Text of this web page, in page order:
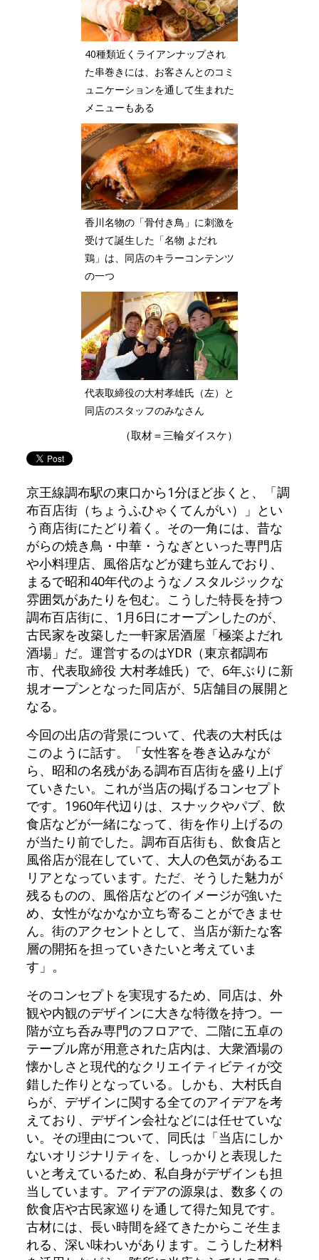
40種類近くライアンナップされ
た串巻きには、お客さんとのコミ
ュニケーションを通して生まれた
メニューもある
香川名物の「骨付き鳥」に刺激を
受けて誕生した「名物 よだれ
鶏」は、同店のキラーコンテンツ
の一つ
代表取締役の大村孝雄氏（左）と
同店のスタッフのみなさん
（取材＝三輪ダイスケ）
京王線調布駅の東口から1分ほど歩くと、「調
布百店街（ちょうふひゃくてんがい）」とい
う商店街にたどり着く。その一角には、昔な
がらの焼き鳥・中華・うなぎといった専門店
や小料理店、風俗店などが建ち並んでおり、
まるで昭和40年代のようなノスタルジックな
雰囲気があたりを包む。こうした特長を持つ
調布百店街に、1月6日にオープンしたのが、
古民家を改築した一軒家居酒屋「極楽よだれ
酒場」だ。運営するのはYDR（東京都調布
市、代表取締役 大村孝雄氏）で、6年ぶりに新
規オープンとなった同店が、5店舗目の展開と
なる。
今回の出店の背景について、代表の大村氏は
このように話す。「女性客を巻き込みなが
ら、昭和の名残がある調布百店街を盛り上げ
ていきたい。これが当店の掲げるコンセプト
です。1960年代辺りは、スナックやパブ、飲
食店などが一緒になって、街を作り上げるの
が当たり前でした。調布百店街も、飲食店と
風俗店が混在していて、大人の色気があるエ
リアとなっています。ただ、そうした魅力が
残るものの、風俗店などのイメージが強いた
め、女性がなかなか立ち寄ることができませ
ん。街のアクセントとして、当店が新たな客
層の開拓を担っていきたいと考えていま
す」。
そのコンセプトを実現するため、同店は、外
観や内観のデザインに大きな特徴を持つ。一
階が立ち呑み専門のフロアで、二階に五卓の
テーブル席が用意された店内は、大衆酒場の
懐かしさと現代的なクリエイティビティが交
錯した作りとなっている。しかも、大村氏自
らが、デザインに関する全てのアイデアを考
えており、デザイン会社などには任せていな
い。その理由について、同氏は「当店にしか
ないオリジナリティを、しっかりと表現した
いと考えているため、私自身がデザインも担
当しています。アイデアの源泉は、数多くの
飲食店や古民家巡りを通して得た知見です。
古材には、長い時間を経てきたからこそ生ま
れる、深い味わいがあります。こうした材料